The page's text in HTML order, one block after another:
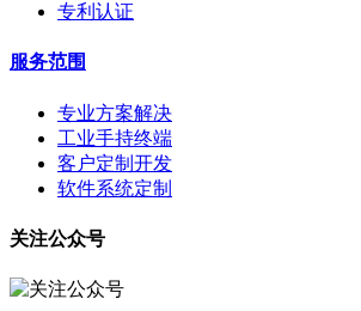
专利认证
服务范围
专业方案解决
工业手持终端
客户定制开发
软件系统定制
关注公众号